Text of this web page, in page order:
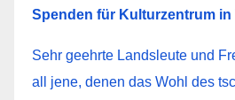
Spenden für Kulturzentrum in
Sehr geehrte Landsleute und
all jene, denen das Wohl des